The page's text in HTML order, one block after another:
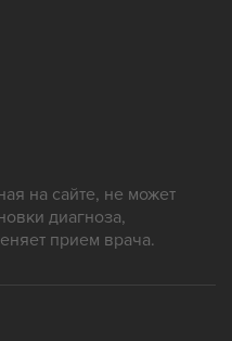
на сайте, не может
диагноза,
прием врача.